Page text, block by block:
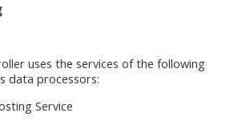
uses the services of the following
data processors:
Service